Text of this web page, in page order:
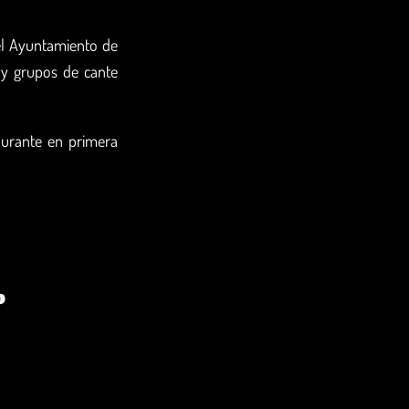
Ayuntamiento de
grupos de cante
en primera